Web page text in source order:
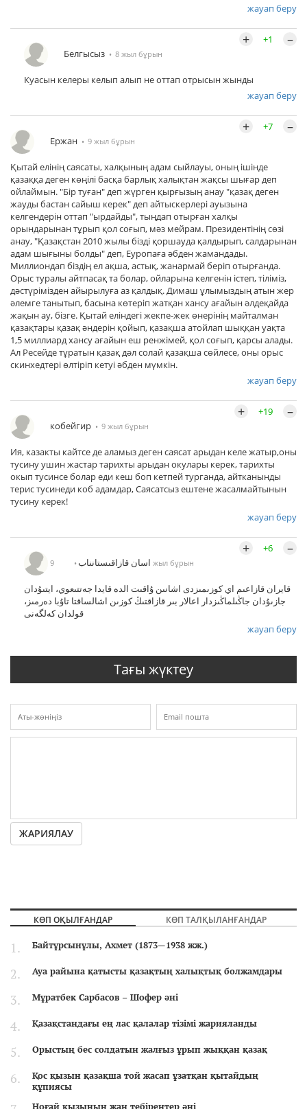
жауап беру
Белгысыз 8 жыл бұрын
+ +1 –
Куасын келеры келып алып не оттап отрысын жынды
жауап беру
Ержан 9 жыл бұрын
+ +7 –
Қытай елінің саясаты, халқының адам сыйлауы, оның ішінде
қазаққа деген көңілі басқа барлық халықтан жақсы шығар деп
ойлаймын. "Бір туған" деп жүрген қырғызың анау "қазақ деген
жауды бастан сайыш керек" деп айтыскерлері ауызына
келгендерін оттап "ырдайды", тыңдап отырған халқы
орындарынан тұрып қол соғып, мәз мейрам. Президентінің сөзі
анау, "Қазақстан 2010 жылы бізді қоршауда қалдырып, салдарынан
адам шығыны болды" деп, Еуропаға әбден жамандады.
Миллиондап біздің ел ақша, астық, жанармай беріп отырғанда.
Орыс туралы айтпасақ та болар, ойларына келгенін істеп, тіліміз,
дәстүрімізден айырылуға аз қалдық. Димаш ұлымыздың атын жер
әлемге танытып, басына көтеріп жатқан хансу ағайын әлдеқайда
жақын ау, бізге. Қытай еліндегі жекпе-жек өнерінің майталман
қазақтары қазақ әндерін қойып, қазақша атойлап шыққан уақта
1,5 миллиард хансу ағайын еш ренжімей, қол соғып, қарсы алады.
Ал Ресейде тұратын қазақ дәл солай қазақша сөйлесе, оны орыс
скинхедтері өлтіріп кетуі әбден мүмкін.
жауап беру
кобейгир 9 жыл бұрын
+ +19 –
Ия, казакты кайтсе де аламыз деген саясат арыдан келе жатыр,оны
тусину ушин жастар тарихты арыдан окулары керек, тарихты
окып тусинсе болар еди кеш боп кетпей турганда, айтканынды
терис тусинеди коб адамдар, Саясатсыз ештене жасалмайтынын
тусину керек!
жауап беру
اسان قازاقىستانناب 9 жыл бұрын
+ +6 –
قايران قازاعىم اي كوزىمىزدى اشانىن ۇاقىت الدە قايدا جەتتىعوي، ايتىۇدان
جازىۇدان جاڭىلماڭىزدار اعالار بىر قازاقتىڭ كوزىن اشالساقتا تاۇبا دەرمىز،
قولدان كەلگەنى
жауап беру
Тағы жүктеу
ЖАРИЯЛАУ
КӨП ОҚЫЛҒАНДАР КӨП ТАЛҚЫЛАНҒАНДАР
Байтұрсынұлы, Ахмет (1873—1938 жж.)
Ауа райына қатысты қазақтың халықтық болжамдары
Мұратбек Сарбасов – Шофер әні
Қазақстандағы ең лас қалалар тізімі жарияланды
Орыстың бес солдатын жалғыз ұрып жыққан қазақ
Қос қызын қазақша той жасап ұзатқан қытайдың
құпиясы
Ноғай қызының жан тебірентер әні